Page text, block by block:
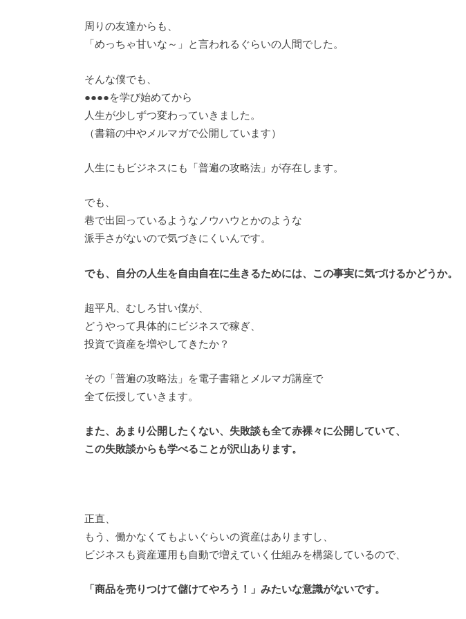
周りの友達からも、
「めっちゃ甘いな～」と言われるぐらいの人間でした。
そんな僕でも、
●●●●を学び始めてから
人生が少しずつ変わっていきました。
（書籍の中やメルマガで公開しています）
人生にもビジネスにも「普遍の攻略法」が存在します。
でも、
巷で出回っているようなノウハウとかのような
派手さがないので気づきにくいんです。
でも、自分の人生を自由自在に生きるためには、この事実に気づけるかどうか。
超平凡、むしろ甘い僕が、
どうやって具体的にビジネスで稼ぎ、
投資で資産を増やしてきたか？
その「普遍の攻略法」を電子書籍とメルマガ講座で
全て伝授していきます。
また、あまり公開したくない、失敗談も全て赤裸々に公開していて、
この失敗談からも学べることが沢山あります。
正直、
もう、働かなくてもよいぐらいの資産はありますし、
ビジネスも資産運用も自動で増えていく仕組みを構築しているので、
「商品を売りつけて儲けてやろう！」みたいな意識がないです。